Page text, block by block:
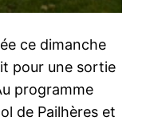
ce dimanche
pour une sortie
programme
de Pailhères et